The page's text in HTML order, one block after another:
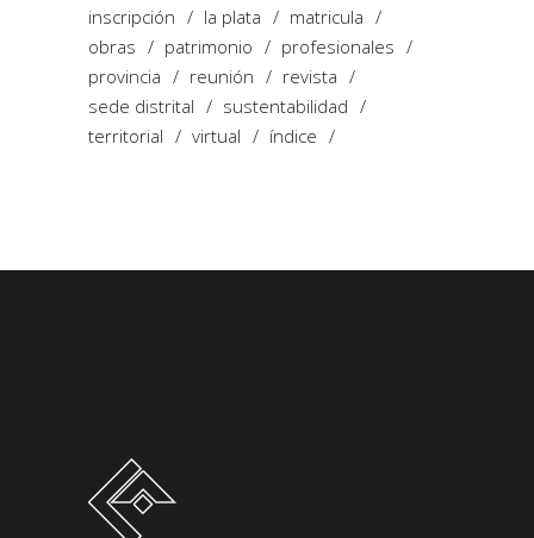
inscripción
la plata
matricula
obras
patrimonio
profesionales
provincia
reunión
revista
sede distrital
sustentabilidad
territorial
virtual índice